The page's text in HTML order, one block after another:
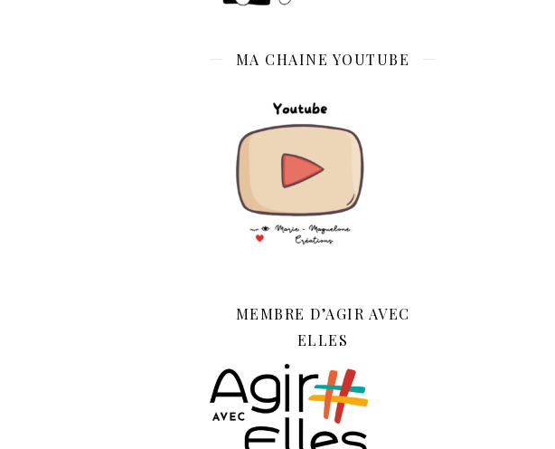
MA CHAINE YOUTUBE
MEMBRE D’AGIR AVEC
ELLES